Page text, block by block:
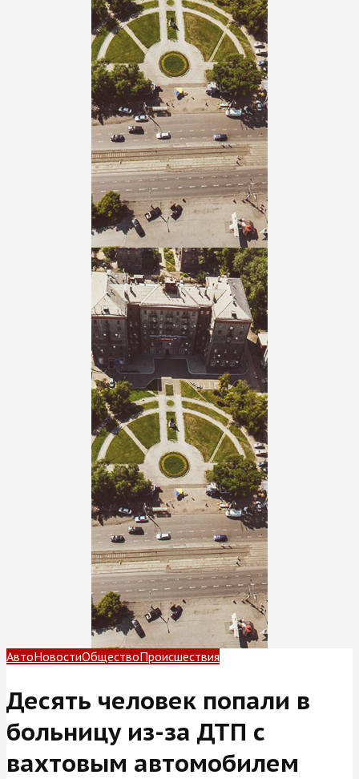
АвтоНовостиОбществоПроисшествия
Десять человек попали в
больницу из-за ДТП с
вахтовым автомобилем